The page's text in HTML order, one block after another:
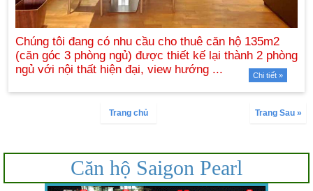
Chi tiết »
Trang Sau »
Trang chủ
Căn hộ Saigon Pearl